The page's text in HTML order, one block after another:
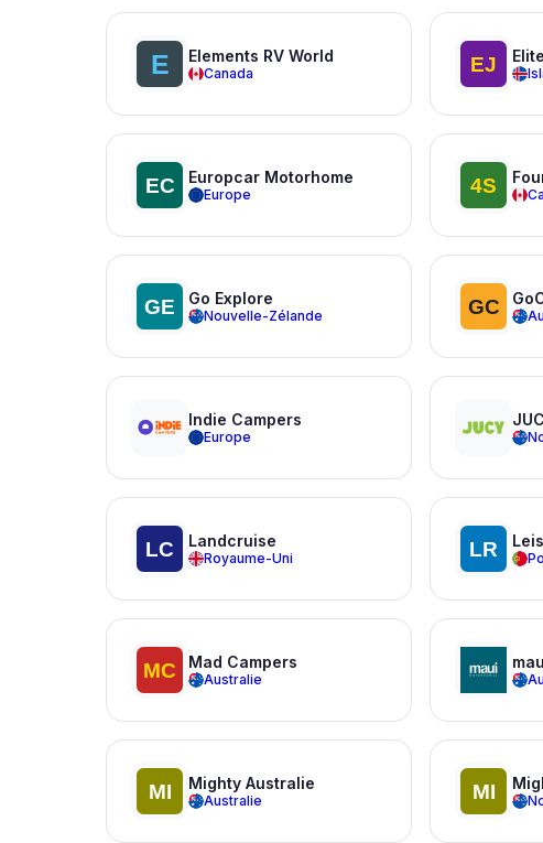
Elements RV World
Canada
Europcar Motorhome
Europe
Go Explore
Nouvelle-Zélande
Indie Campers
Europe
Landcruise
Royaume-Uni
Mad Campers
Australie
Mighty Australie
Australie